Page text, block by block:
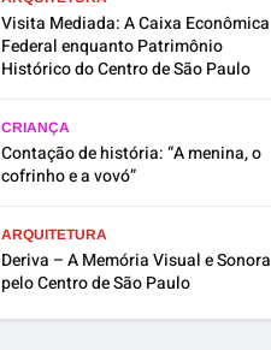
Visita Mediada: A Caixa Econômica
Federal enquanto Patrimônio
Histórico do Centro de São Paulo
CRIANÇA
Contação de história: “A menina, o
cofrinho e a vovó”
ARQUITETURA
Deriva – A Memória Visual e Sonora
pelo Centro de São Paulo